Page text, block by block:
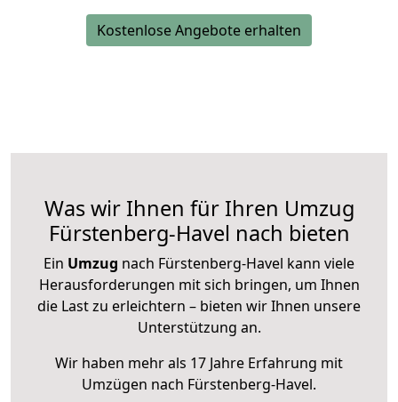
Kostenlose Angebote erhalten
Was wir Ihnen für Ihren Umzug
Fürstenberg-Havel nach bieten
Ein Umzug nach Fürstenberg-Havel kann viele
Herausforderungen mit sich bringen, um Ihnen
die Last zu erleichtern – bieten wir Ihnen unsere
Unterstützung an.
Wir haben mehr als 17 Jahre Erfahrung mit
Umzügen nach Fürstenberg-Havel.